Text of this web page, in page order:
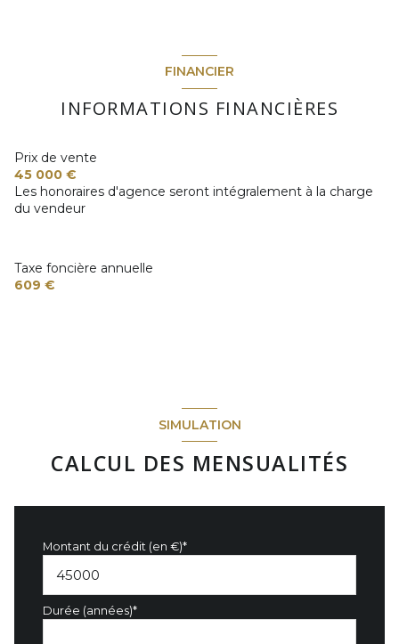
FINANCIER
INFORMATIONS FINANCIÈRES
Prix de vente
45 000 €
Les honoraires d'agence seront intégralement à la charge
du vendeur
Taxe foncière annuelle
609 €
SIMULATION
CALCUL DES MENSUALITÉS
Montant du crédit (en €)*
Durée (années)*